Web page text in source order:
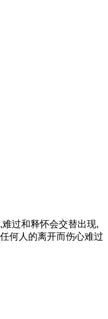
过和释怀会交替出现,
何人的离开而伤心难过